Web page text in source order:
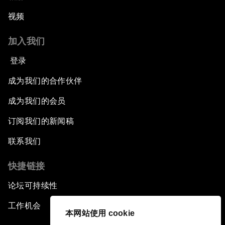
本网站使用 cookie
视频
加入我们
登录
成为我们的合作伙伴
成为我们的会员
订阅我们的新闻稿
联系我们
快捷链接
论坛可持续性
工作机会